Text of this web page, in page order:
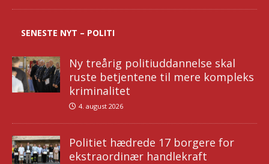
SENESTE NYT – POLITI
Ny treårig politiuddannelse skal
ruste betjentene til mere kompleks
kriminalitet
4. august 2026
Politiet hædrede 17 borgere for
ekstraordinær handlekraft